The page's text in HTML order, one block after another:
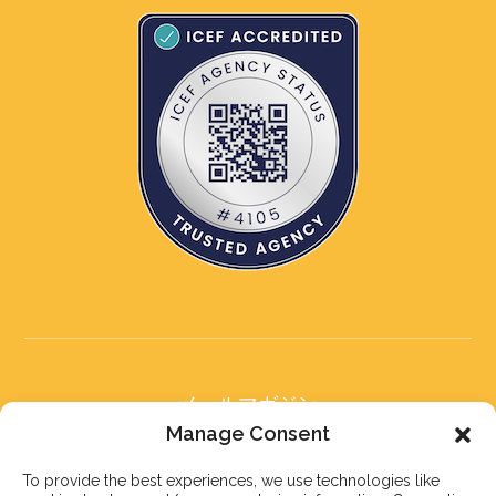
Manage Consent
To provide the best experiences, we use technologies like
メールマガジン
メールマガジンに登録する